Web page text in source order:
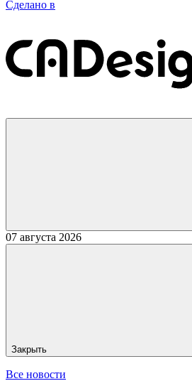
Сделано в
07 августа 2026
Закрыть
Все новости